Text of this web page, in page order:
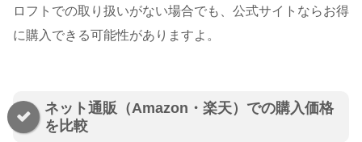
ロフトでの取り扱いがない場合でも、公式サイトならお得
に購入できる可能性がありますよ。
ネット通販（Amazon・楽天）での購入価格
を比較